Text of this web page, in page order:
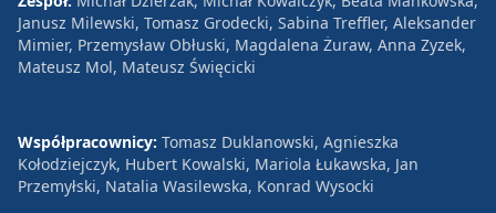
Janusz Milewski, Tomasz Grodecki, Sabina Treffler, Aleksander
Mimier, Przemysław Obłuski, Magdalena Żuraw, Anna Zyzek,
Mateusz Mol, Mateusz Święcicki
Współpracownicy: Tomasz Duklanowski, Agnieszka
Kołodziejczyk, Hubert Kowalski, Mariola Łukawska, Jan
Przemyłski, Natalia Wasilewska, Konrad Wysocki